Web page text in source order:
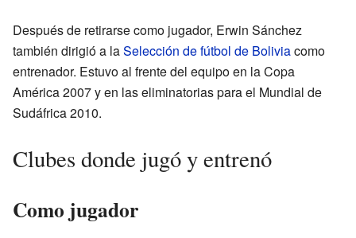
Después de retirarse como jugador, Erwin Sánchez
también dirigió a laSelección de fútbol de Boliviacomo
entrenador. Estuvo al frente del equipo en la Copa
América 2007 y en las eliminatorias para el Mundial de
Sudáfrica 2010.
Clubes donde jugó y entrenó
Como jugador